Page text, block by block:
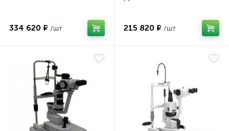
334 620 ₽ /шт 215 820 ₽ /шт